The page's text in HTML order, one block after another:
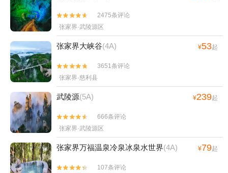


2475条评论
张家界·武陵源区
张家界大峡谷(4A) ¥53起


3651条评论
张家界·慈利县
武陵源(5A) ¥239起


666条评论
张家界·武陵源区
张家界万福温泉冷泉冰泉水世界(4A) ¥79起

 107条评论